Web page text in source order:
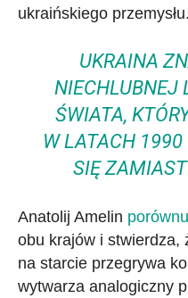
ukraińskiego przemysłu.
UKRAINA
NIECHLUBNEJ
ŚWIATA,
W LATACH
SIĘ
Anatolij Amelin
obu krajów i stwierdza,
na starcie przegrywa
wytwarza analogiczny